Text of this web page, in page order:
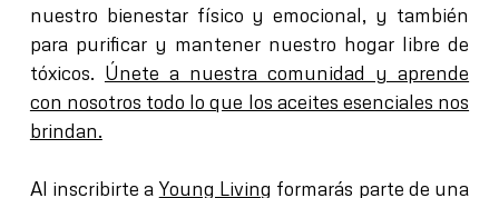
nuestro bienestar físico y emocional, y también
para purificar y mantener nuestro hogar libre de
tóxicos. Únete a nuestra comunidad y aprende
con nosotros todo lo que los aceites esenciales nos
brindan.
Al inscribirte a Young Living formarás parte de una